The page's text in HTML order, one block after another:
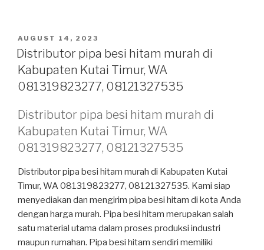
POSTED
ON
AUGUST 14, 2023
Distributor pipa besi hitam murah di
Kabupaten Kutai Timur, WA
081319823277, 08121327535
Distributor pipa besi hitam murah di
Kabupaten Kutai Timur, WA
081319823277, 08121327535
Distributor pipa besi hitam murah di Kabupaten Kutai
Timur, WA 081319823277, 08121327535. Kami siap
menyediakan dan mengirim pipa besi hitam di kota Anda
dengan harga murah. Pipa besi hitam merupakan salah
satu material utama dalam proses produksi industri
maupun rumahan. Pipa besi hitam sendiri memiliki